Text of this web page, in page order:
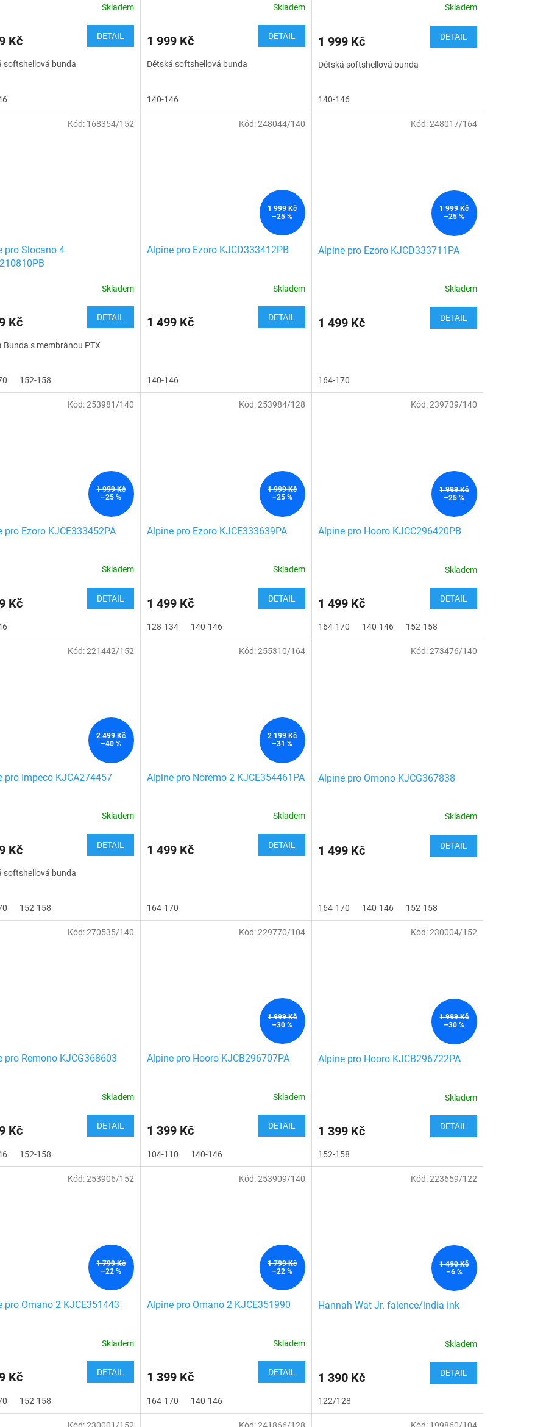
Skladem
Kč DETAIL
softshellová bunda
Skladem
1 999 Kč DETAIL
Dětská softshellová bunda
140-146
Skladem
1 999 Kč DETAIL
Dětská softshellová bunda
140-146
pro Slocano 4
Skladem
Kč DETAIL
Bunda s membránou PTX
152-158
Kód: 168354/152
1 999 Kč
–25 %
Alpine pro Ezoro KJCD333412PB
Skladem
1 499 Kč DETAIL
140-146
Kód:248044/140
1 999 Kč
–25 %
Alpine pro Ezoro KJCD333711PA
Skladem
1 499 Kč DETAIL
164-170
Kód:248017/164
1 999 Kč
–25 %
pro Ezoro KJCE333452PA
Skladem
Kč DETAIL
Kód:253981/140
1 999 Kč
–25 %
Alpine pro Ezoro KJCE333639PA
Skladem
1 499 Kč DETAIL
128-134 140-146
Kód:253984/128
1 999 Kč
–25 %
Alpine pro Hooro KJCC296420PB
Skladem
1 499 Kč DETAIL
164-170 140-146 152-158
Kód:239739/140
2 499 Kč
–40 %
pro Impeco KJCA274457
Skladem
Kč DETAIL
softshellová bunda
152-158
Kód:221442/152
2 199 Kč
–31 %
Alpine pro Noremo 2 KJCE354461PA
Skladem
1 499 Kč DETAIL
164-170
Kód:255310/164
Alpine pro Omono KJCG367838
Skladem
1 499 Kč DETAIL
164-170 140-146 152-158
Kód:273476/140
pro Remono KJCG368603
Skladem
Kč DETAIL
152-158
Kód:270535/140
1 999 Kč
–30 %
Alpine pro Hooro KJCB296707PA
Skladem
1 399 Kč DETAIL
104-110 140-146
Kód:229770/104
1 999 Kč
–30 %
Alpine pro Hooro KJCB296722PA
Skladem
1 399 Kč DETAIL
152-158
Kód:230004/152
1 799 Kč
–22 %
pro Omano 2 KJCE351443
Skladem
Kč DETAIL
152-158
Kód:253906/152
1 799 Kč
–22 %
Alpine pro Omano 2 KJCE351990
Skladem
1 399 Kč DETAIL
164-170 140-146
Kód:253909/140
1 490 Kč
–6 %
Hannah Wat Jr. faience/india ink
Skladem
1 390 Kč DETAIL
122/128
Kód:223659/122